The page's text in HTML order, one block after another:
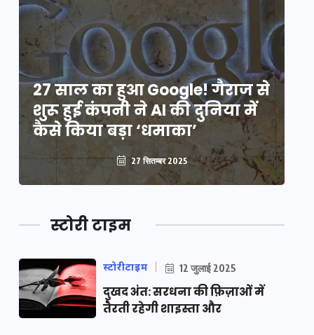
27 साल का हुआ Google! गैराज से
शुरू हुई कंपनी ने AI की दुनिया में
कैसे किया बड़ा ‘धमाका’
27 सितम्बर 2025
स्टोरी टाइम
स्टोरीटाइम 12 जुलाई 2025
दुखद अंत: सरधना की फ़िज़ाओं में
तैरती रहेगी शाइस्ता और